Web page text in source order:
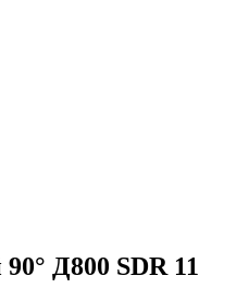
Д800 SDR 11